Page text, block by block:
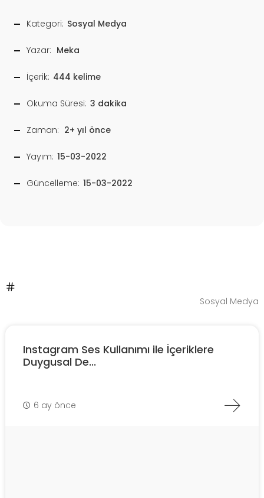
Kategori: Sosyal Medya
Yazar: Meka
İçerik: 444 kelime
Okuma Süresi: 3 dakika
Zaman: 2+ yıl önce
Yayım: 15-03-2022
Güncelleme: 15-03-2022
Sosyal Medya
Instagram Ses Kullanımı ile İçeriklere
Duygusal De...
6 ay önce